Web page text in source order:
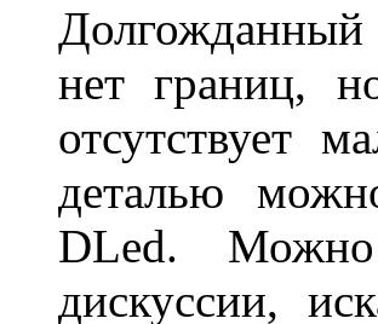
нет границ,
отсутствует
деталью
DLed.
дискуссии,